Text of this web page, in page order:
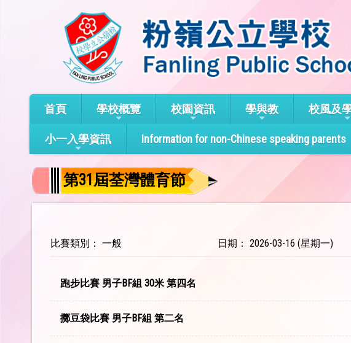
首頁 學校概覽 校園資訊 學與教 校風及
小一入學資訊 Information for non-Chinese speaking parents
第31屆荃灣體育節
比賽類別： 一般 日期： 2026-03-16 (星期一)
跑步比賽 男子BF組 30米 第四名
擲豆袋比賽 男子BF組 第二名